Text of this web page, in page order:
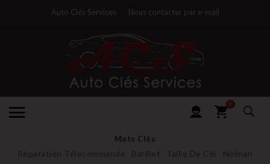
Auto Clés Services Nous contacter par e-mail
0
Mots Clés
Réparation Télecommande Barillet Taille De Clé
Neiman